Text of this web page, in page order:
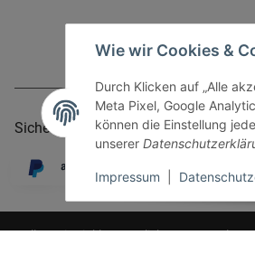
Sicher bezahlen via:
* Alle Preise inkl. gesetzlicher USt., zzgl.
Wie wir Cookies &
Durch Klicken auf „Alle
Meta Pixel, Google
können die Einstellung
unserer
Impressum